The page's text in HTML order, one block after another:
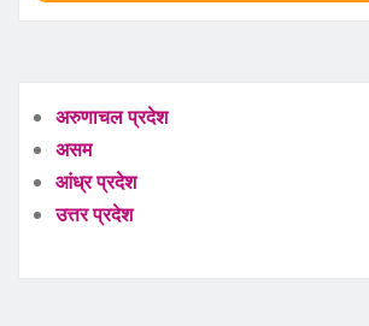
अरुणाचल प्रदेश
असम
आंध्र प्रदेश
उत्तर प्रदेश